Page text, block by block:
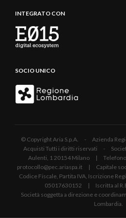
INTEGRATO CON
SOCIO UNICO
© Copyright Aria S.p.A. - Azienda
Acquisti Tutti i diritti riservati -
Aulenti, 1 20154 Milano |
protocollo@pec.ariaspa.it | Capitale
Codice Fiscale, Partita IVA, Iscrizione
05017630152 | Iscritta al
Società soggetta a direzione e
Lombardia.